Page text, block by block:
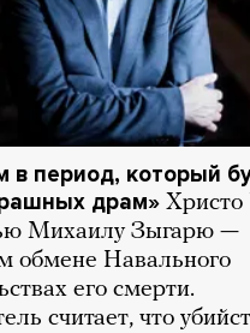
период, который
драм» Христо
Михаилу Зыгарю —
обмене Навального
его смерти.
считает, что